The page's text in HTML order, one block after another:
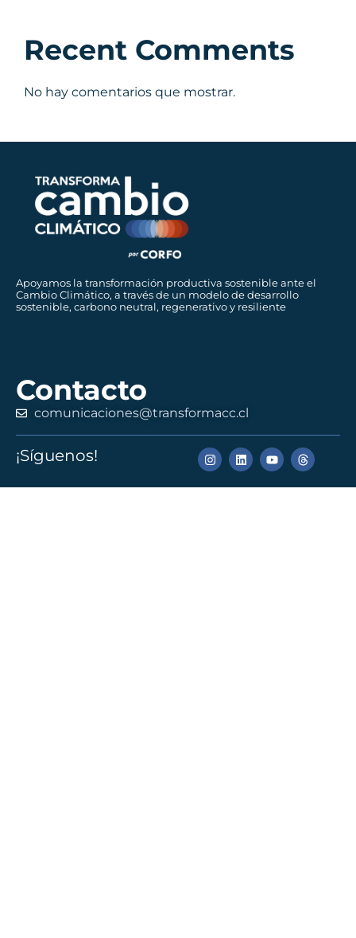
Recent Comments
No hay comentarios que mostrar.
Apoyamos la transformación productiva sostenible ante el
Cambio Climático, a través de un modelo de desarrollo
sostenible, carbono neutral, regenerativo y resiliente
Contacto
comunicaciones@transformacc.cl
¡Síguenos!